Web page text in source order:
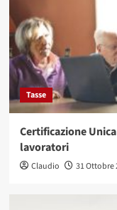
Tasse
Certificazione
lavoratori
Claudio 31 Ottobre